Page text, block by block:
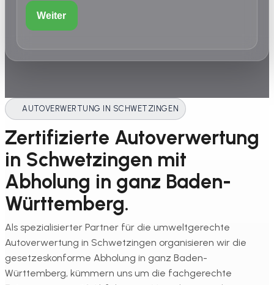
Weiter
AUTOVERWERTUNG IN SCHWETZINGEN
Zertifizierte Autoverwertung
in Schwetzingen mit
Abholung in ganz Baden-
Württemberg.
Als spezialisierter Partner für die umweltgerechte
Autoverwertung in Schwetzingen organisieren wir die
gesetzeskonforme Abholung in ganz Baden-
Württemberg, kümmern uns um die fachgerechte